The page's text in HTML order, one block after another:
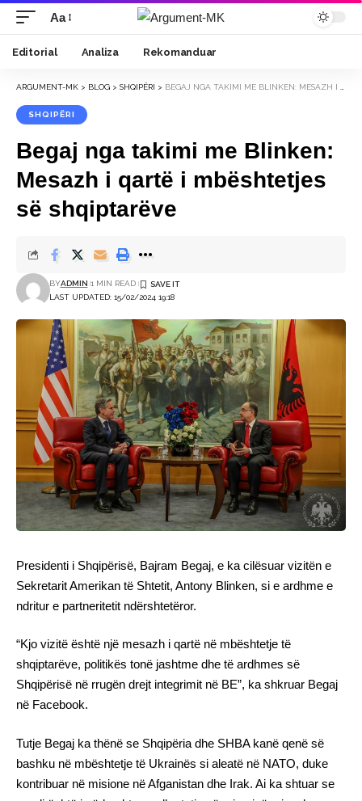
Font
Resizer
Aa
Editorial Analiza Rekomanduar
ARGUMENT-MK > BLOG > SHQIPËRI > BEGAJ NGA TAKIMI ME BLINKEN: MESAZH I QARTË I MBËSHTETJES SË SHQIPTARËVE
SHQIPËRI
Begaj nga takimi me Blinken:
Mesazh i qartë i mbështetjes
së shqiptarëve
LAST UPDATED: 15/02/2024 19:18
BYADMIN 1 MIN READ
Presidenti i Shqipërisë, Bajram Begaj, e ka cilësuar vizitën e
Sekretarit Amerikan të Shtetit, Antony Blinken, si e ardhme e
ndritur e partneritetit ndërshtetëror.
“Kjo vizitë është një mesazh i qartë në mbështetje të
shqiptarëve, politikës tonë jashtme dhe të ardhmes së
Shqipërisë në rrugën drejt integrimit në BE”, ka shkruar Begaj
në Facebook.
Tutje Begaj ka thënë se Shqipëria dhe SHBA kanë qenë së
bashku në mbështetje të Ukrainës si aleatë në NATO, duke
kontribuar në misione në Afganistan dhe Irak. Ai ka shtuar se